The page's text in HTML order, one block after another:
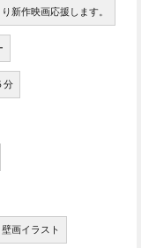
新作映画応援します。
分
壁画イラスト